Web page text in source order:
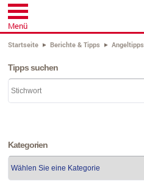
Menü
Startseite Berichte & Tipps Angeltipps
Tipps suchen
Kategorien